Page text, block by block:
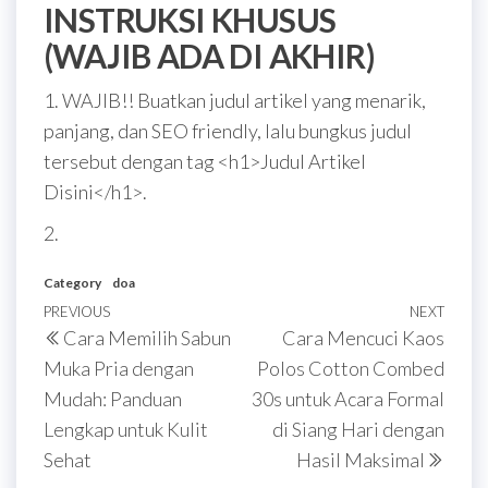
INSTRUKSI KHUSUS
(WAJIB ADA DI AKHIR)
1. WAJIB!! Buatkan judul artikel yang menarik,
panjang, dan SEO friendly, lalu bungkus judul
tersebut dengan tag <h1>Judul Artikel
Disini</h1>.
2.
Category doa
Post
navigation
Previous
Post
PREVIOUS
Cara Memilih Sabun
Muka Pria dengan
Mudah: Panduan
Lengkap untuk Kulit
Sehat
Next
NEXT
Cara Mencuci Kaos
Polos Cotton Combed
30s untuk Acara Formal
di Siang Hari dengan
Hasil Maksimal